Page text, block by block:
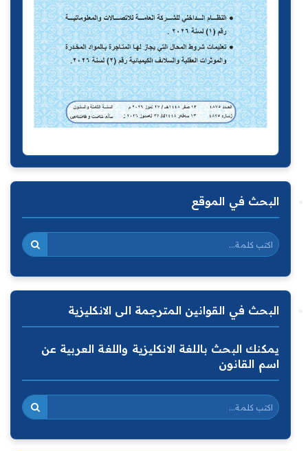
البحث في الموقع
البحث في القوانين المترجمة الى الانكليزية
يمكنك البحث باللغة الانكليزية واللغة العربية عن
اسم القانون